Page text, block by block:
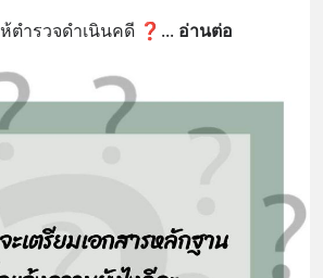
ตำรวจดำเนินคดี ❓ ... อ่านต่อ